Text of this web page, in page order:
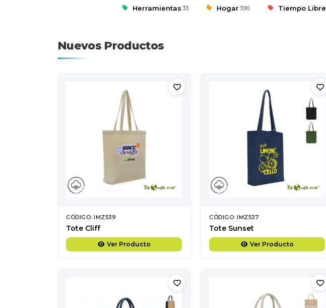
Herramientas 33 Hogar 390 Tiempo Libre
Nuevos Productos
CÓDIGO: IMZ539
Tote Cliff
Ver Producto
CÓDIGO: IMZ537
Tote Sunset
Ver Producto